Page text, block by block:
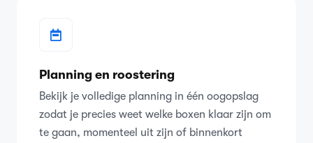
Planning en roostering
Bekijk je volledige planning in één oogopslag
zodat je precies weet welke boxen klaar zijn om
te gaan, momenteel uit zijn of binnenkort